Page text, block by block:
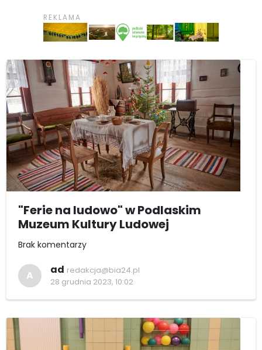
"Ferie na ludowo" w Podlaskim
Muzeum Kultury Ludowej
Brak komentarzy
A ad redakcja@bia24.pl
28 grudnia 2023, 10:02